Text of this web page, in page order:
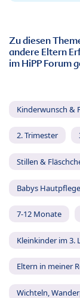
Zu diesen
andere Eltern
im HiPP Forum
Kinderwunsch &
2. Trimester
Stillen &
Babys Hautpflege
7-12 Monate
Kleinkinder im 3.
Eltern in meiner
Wichteln,